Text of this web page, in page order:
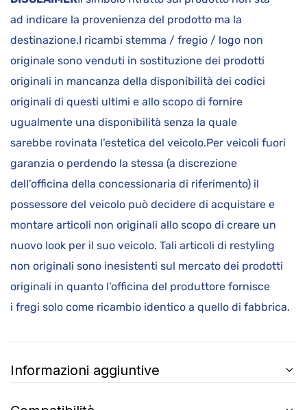
ad indicare la provenienza del prodotto ma la
destinazione.I ricambi stemma / fregio / logo non
originale sono venduti in sostituzione dei prodotti
originali in mancanza della disponibilità dei codici
originali di questi ultimi e allo scopo di fornire
ugualmente una disponibilità senza la quale
sarebbe rovinata l’estetica del veicolo.Per veicoli fuori
garanzia o perdendo la stessa (a discrezione
dell’officina della concessionaria di riferimento) il
possessore del veicolo può decidere di acquistare e
montare articoli non originali allo scopo di creare un
nuovo look per il suo veicolo. Tali articoli di restyling
non originali sono inesistenti sul mercato dei prodotti
originali in quanto l’officina del produttore fornisce
i fregi solo come ricambio identico a quello di fabbrica.
Informazioni aggiuntive